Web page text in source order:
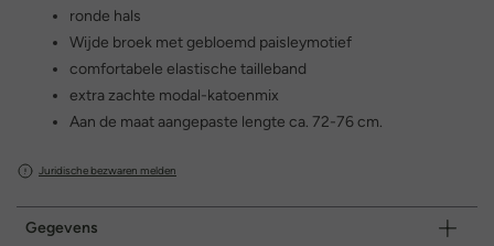
ronde hals
Wijde broek met gebloemd paisleymotief
comfortabele elastische tailleband
extra zachte modal-katoenmix
Aan de maat aangepaste lengte ca. 72-76 cm.
Juridische bezwaren melden
Gegevens